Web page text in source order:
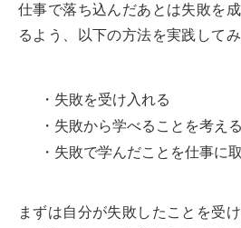
仕事で落ち込んだあとは失敗を
るよう、以下の方法を実践してみ
・失敗を受け入れる
・失敗から学べることを考える
・失敗で学んだことを仕事に
まずは自分が失敗したことを受